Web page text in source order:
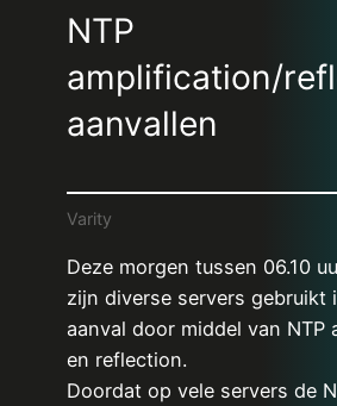
NTP
amplification/
aanvallen
Varity
Deze morgen tussen 06.10
zijn diverse servers gebruikt
aanval door middel van NTP
en reflection.
Doordat op vele servers de